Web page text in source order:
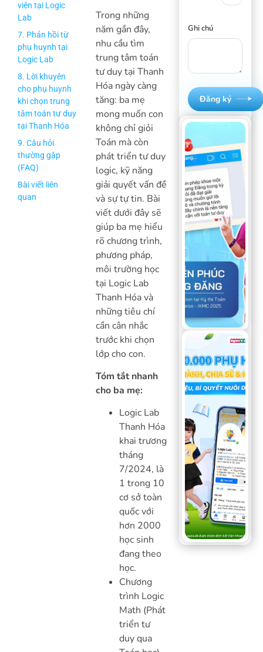
viên tại Logic
Lab
7. Phản hồi từ
phụ huynh tại
Logic Lab
8. Lời khuyên
cho phụ huynh
khi chọn trung
tâm toán tư duy
tại Thanh Hóa
9. Câu hỏi
thường gặp
(FAQ)
Bài viết liên
quan
Trong những
năm gần đây,
nhu cầu tìm
trung tâm toán
tư duy tại Thanh
Hóa ngày càng
tăng: ba mẹ
mong muốn con
không chỉ giỏi
Toán mà còn
phát triển tư duy
logic, kỹ năng
giải quyết vấn đề
và sự tự tin. Bài
viết dưới đây sẽ
giúp ba mẹ hiểu
rõ chương trình,
phương pháp,
môi trường học
tại Logic Lab
Thanh Hóa và
những tiêu chí
cần cân nhắc
trước khi chọn
lớp cho con.
Tóm tắt nhanh
cho ba mẹ:
Logic Lab
Thanh Hóa
khai trương
tháng
7/2024, là
1 trong 10
cơ sở toàn
quốc với
hơn 2000
học sinh
đang theo
học.
Chương
trình Logic
Math (Phát
triển tư
duy qua
Ghi chú
Đăng ký